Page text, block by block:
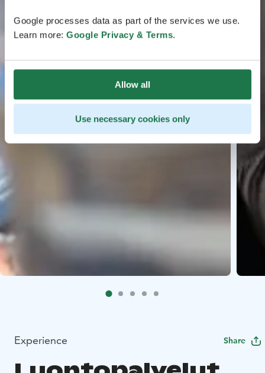
Google processes data as part of the services we use.
Learn more: Google Privacy & Terms.
Allow all
Use necessary cookies only
Experience Share